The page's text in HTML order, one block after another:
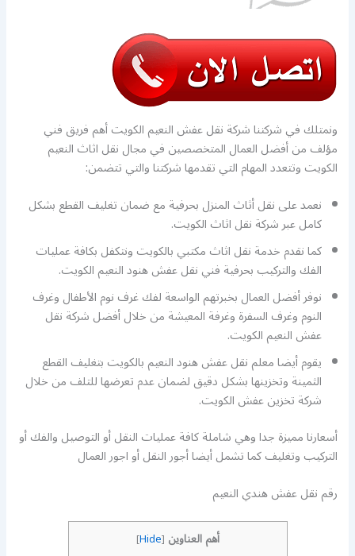
ونمتلك في شركتنا شركة نقل عفش النعيم الكويت أهم فريق فني
مؤلف من أفضل العمال المتخصصين في مجال نقل اثاث النعيم
الكويت وتتعدد المهام التي تقدمها شركتنا والتي تتضمن:
نعمد على نقل أثاث المنزل بحرفية مع ضمان تغليف القطع بشكل
كامل عبر شركة نقل اثاث الكويت.
كما نقدم خدمة نقل اثاث مكتبي بالكويت ونتكفل بكافة عمليات
الفك والتركيب بحرفية فني نقل عفش هنود النعيم الكويت.
نوفر أفضل العمال بخبرتهم الواسعة لفك غرف نوم الأطفال وغرف
النوم وغرف السفرة وغرفة المعيشة من خلال أفضل شركة نقل
عفش النعيم الكويت.
يقوم أيضا معلم نقل عفش هنود النعيم بالكويت بتغليف القطع
الثمينة وتخزينها بشكل دقيق لضمان عدم تعرضها للتلف من خلال
شركة تخزين عفش الكويت.
أسعارنا مميزة جدا وهي شاملة كافة عمليات النقل أو التوصيل والفك أو
التركيب وتغليف كما تشمل أيضا أجور النقل أو اجور العمال
رقم نقل عفش هندي النعيم
أهم العناوين [
Hide
]